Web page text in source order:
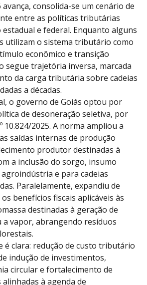
avança, consolida-se um cenário de
entre as políticas tributárias
e federal. Enquanto alguns
utilizam o sistema tributário como
econômico e transição
segue trajetória inversa, marcada
da carga tributária sobre cadeias
a décadas.
o governo de Goiás optou por
de desoneração seletiva, por
10.824/2025. A norma ampliou a
saídas internas de produção
produtor destinadas à
a inclusão do sorgo, insumo
e para cadeias
Paralelamente, expandiu de
benefícios fiscais aplicáveis às
destinadas à geração de
vapor, abrangendo resíduos
é clara: redução de custo tributário
indução de investimentos,
circular e fortalecimento de
à agenda de